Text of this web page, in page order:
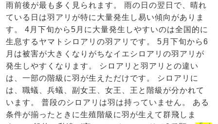
雨前後が最も多く見られます。 雨の日の翌日で、晴れ
ている日は羽アリが特に大量発生し易い傾向がありま
す。 4月下旬から5月に大量発生しやすいのは全国的に
生息するヤマトシロアリの羽アリです。 5月下旬から6
月は被害が大きくなりがちなイエシロアリの羽アリが
発生しやすくなります。 シロアリと羽アリとの違い
は、一部の階級に羽が生えただけです。 シロアリに
は、職蟻、兵蟻、副女王、女王、王と階級が分かれて
います。 普段のシロアリは羽は持っていません。 ある
条件が揃ったときに生殖階級に羽が生えて群飛しま